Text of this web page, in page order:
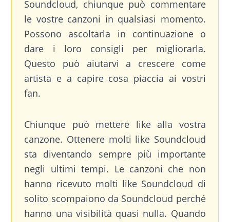
Soundcloud, chiunque può commentare
le vostre canzoni in qualsiasi momento.
Possono ascoltarla in continuazione o
dare i loro consigli per migliorarla.
Questo può aiutarvi a crescere come
artista e a capire cosa piaccia ai vostri
fan.
Chiunque può mettere like alla vostra
canzone. Ottenere molti like Soundcloud
sta diventando sempre più importante
negli ultimi tempi. Le canzoni che non
hanno ricevuto molti like Soundcloud di
solito scompaiono da Soundcloud perché
hanno una visibilità quasi nulla. Quando